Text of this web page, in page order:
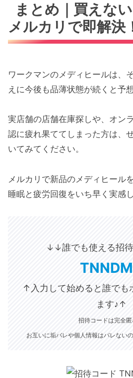
まとめ｜買えな
メルカリで即解決
ワークマンのメディヒールは、
えに今後も品薄状態が続くと予
実店舗の店舗在庫探しや、オン
認に疲れ果ててしまった方は、
いてみてください。
メルカリで新品のメディヒール
睡眠と疲労回復をいち早く実感
↓↓誰でも使える招
↑入力して始めると誰でも
ます♪ ↑
招待コードは完全
お互いに垢バレや個人情報はバレない